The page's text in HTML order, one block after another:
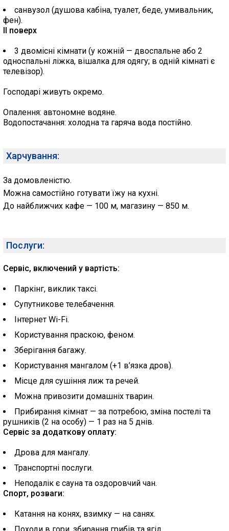
санвузол (душова кабіна, туалет, беде, умивальник,
фен).
II поверх
3 двомісні кімнати (у кожній — двоспальне або 2
односпальні ліжка, вішалка для одягу; в одній кімнаті є
телевізор).
Господарі живуть окремо.
Опалення: автономне водяне.
Водопостачання: холодна та гаряча вода постійно.
Харчування:
За домовленістю.
Можна самостійно готувати їжу на кухні.
До найближчих кафе — 100 м, магазину — 850 м.
Послуги:
Сервіс, включений у вартість:
Паркінг, виклик таксі.
Супутникове телебачення.
Інтернет Wi-Fi.
Користування праскою, феном.
Зберігання багажу.
Користування мангалом (+1 в’язка дров).
Місце для сушіння лиж та речей.
Можна привозити домашніх тварин.
Прибирання кімнат — за потребою, зміна постелі та
рушників (2 на особу) — 1 раз на 5 днів.
Сервіс за додаткову оплату:
Дрова для мангалу.
Транспортні послуги.
Неподалік є сауна та оздоровчий чан.
Спорт, розваги:
Катання на конях, взимку — на санях.